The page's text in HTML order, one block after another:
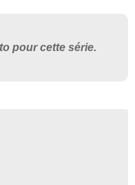
pour cette série.